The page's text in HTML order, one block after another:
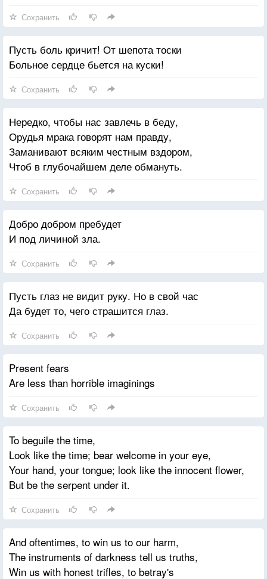
Сохранить
Пусть боль кричит! От шепота тоски
Больное сердце бьется на куски!
Сохранить
Нередко, чтобы нас завлечь в беду,
Орудья мрака говорят нам правду,
Заманивают всяким честным вздором,
Чтоб в глубочайшем деле обмануть.
Сохранить
Добро добром пребудет
И под личиной зла.
Сохранить
Пусть глаз не видит руку. Но в свой час
Да будет то, чего страшится глаз.
Сохранить
Present fears
Are less than horrible imaginings
Сохранить
To beguile the time,
Look like the time; bear welcome in your eye,
Your hand, your tongue; look like the innocent flower,
But be the serpent under it.
Сохранить
And oftentimes, to win us to our harm,
The instruments of darkness tell us truths,
Win us with honest trifles, to betray's